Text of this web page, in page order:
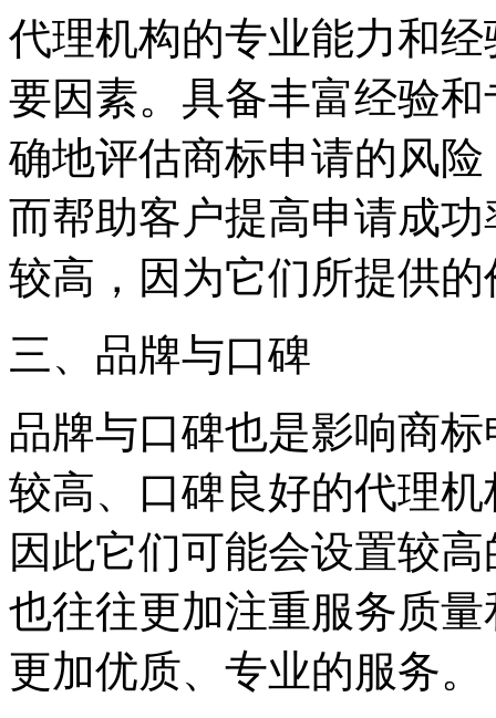
代理机构的专业能力和
要因素。具备丰富经验
确地评估商标申请的风
而帮助客户提高申请成
较高，因为它们所提供
三、品牌与口碑
品牌与口碑也是影响商
较高、口碑良好的代理
因此它们可能会设置较
也往往更加注重服务质
更加优质、专业的服务。